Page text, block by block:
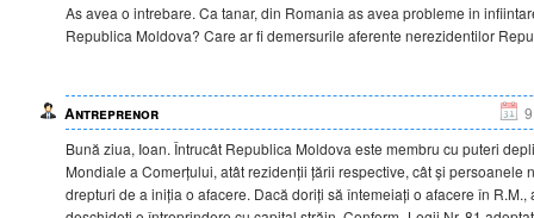
As avea o intrebare. Ca tanar, din Romania as avea probleme in
Republica Moldova? Care ar fi demersurile aferente nerezidentilor
Antreprenor
Bună ziua, Ioan. Întrucât Republica Moldova este membru cu puteri
Mondiale a Comerțului, atât rezidenții țării respective, cât și persoanele
drepturi de a iniția o afacere. Dacă doriți să întemeiați o afacere în R.M.,